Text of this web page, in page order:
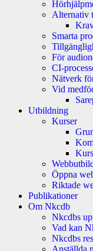
Alternativ
Smarta
För
CI-
Nätverk
Vid
Utbildning
Kurser
Öppna
Riktade
Publikationer
Om Nkcdb
Nkcdbs
Vad kan
Nkcdbs
Anställda